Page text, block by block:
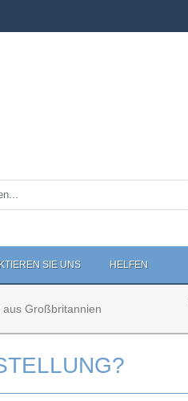
SIE UNS HELFEN
Großbritannien